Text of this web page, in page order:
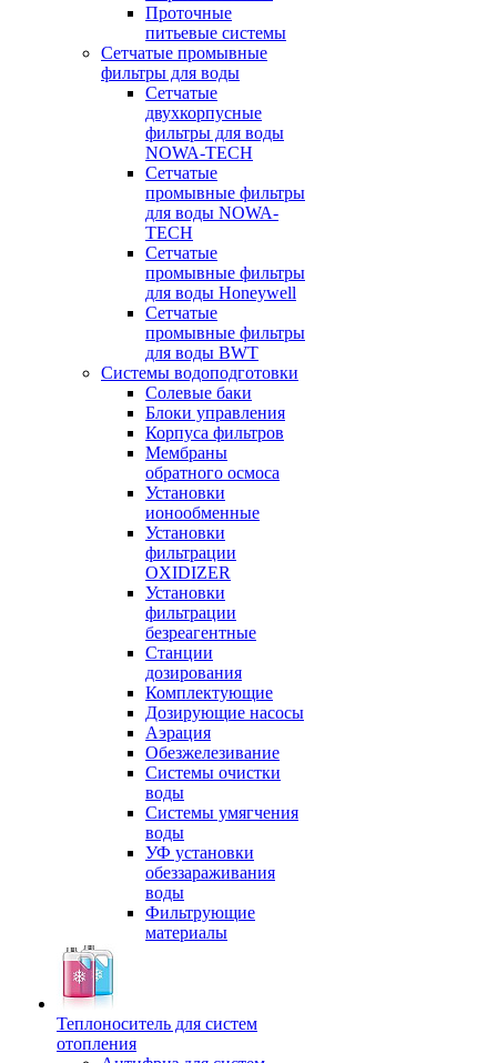
Проточные
питьевые системы
Сетчатые промывные
фильтры для воды
Сетчатые
двухкорпусные
фильтры для воды
NOWA-TECH
Сетчатые
промывные фильтры
для воды NOWA-
TECH
Сетчатые
промывные фильтры
для воды Honeywell
Сетчатые
промывные фильтры
для воды BWT
Системы водоподготовки
Солевые баки
Блоки управления
Корпуса фильтров
Мембраны
обратного осмоса
Установки
ионообменные
Установки
фильтрации
OXIDIZER
Установки
фильтрации
безреагентные
Станции
дозирования
Комплектующие
Дозирующие насосы
Аэрация
Обезжелезивание
Системы очистки
воды
Системы умягчения
воды
УФ установки
обеззараживания
воды
Фильтрующие
материалы
Теплоноситель для систем
отопления